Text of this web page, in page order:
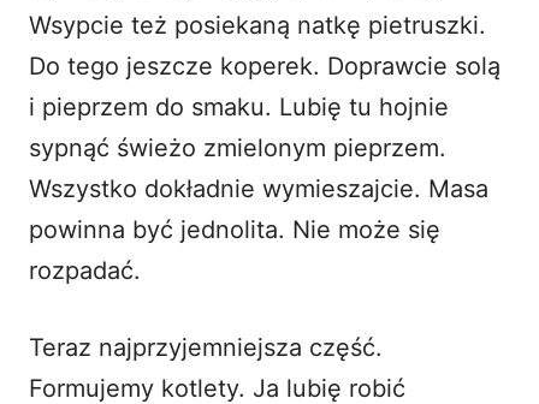
Wsypcie też posiekaną natkę pietruszki.
Do tego jeszcze koperek. Doprawcie solą
i pieprzem do smaku. Lubię tu hojnie
sypnąć świeżo zmielonym pieprzem.
Wszystko dokładnie wymieszajcie. Masa
powinna być jednolita. Nie może się
rozpadać.
Teraz najprzyjemniejsza część.
Formujemy kotlety. Ja lubię robić